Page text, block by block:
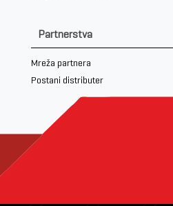
Partnerstva
Mreža partnera
Postani distributer